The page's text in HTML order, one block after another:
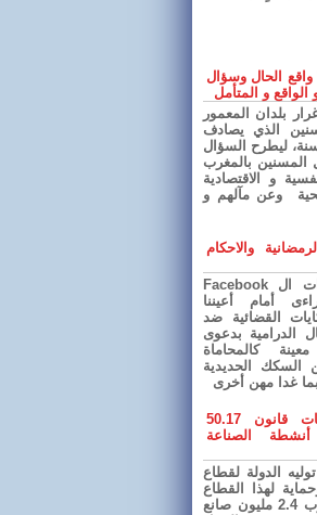
الحال وسؤال
و المتأمل
بلدان المعمور
الذي يصادف
ليطرح السؤال
بالمغرب
و الاقتصادية
وعن مآلهم و
والاحكام
ونحن نطالع صفحات ال Facebook
أمام أعيننا
القضائية ضد
الدرامية بدعوى
كالمحاماة
السكك الحديدية
غدا مهن أخرى
قراءة في مقتضيات قانون 50.17
أنشطة الصناعة
الدولة لقطاع
لهذا القطاع
الذي يشغل ما يقارب 2.4 مليون صانع